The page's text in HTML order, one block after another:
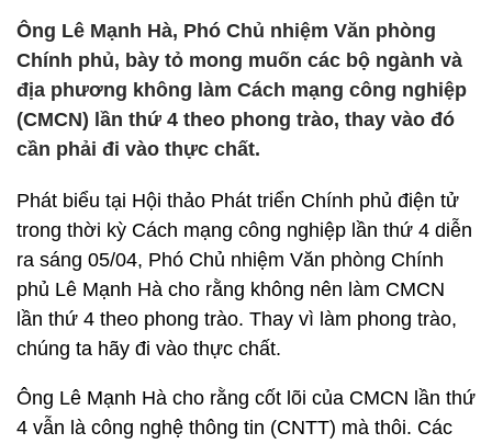
Ông Lê Mạnh Hà, Phó Chủ nhiệm Văn phòng
Chính phủ, bày tỏ mong muốn các bộ ngành và
địa phương không làm Cách mạng công nghiệp
(CMCN) lần thứ 4 theo phong trào, thay vào đó
cần phải đi vào thực chất.
Phát biểu tại Hội thảo Phát triển Chính phủ điện tử
trong thời kỳ Cách mạng công nghiệp lần thứ 4 diễn
ra sáng 05/04, Phó Chủ nhiệm Văn phòng Chính
phủ Lê Mạnh Hà cho rằng không nên làm CMCN
lần thứ 4 theo phong trào. Thay vì làm phong trào,
chúng ta hãy đi vào thực chất.
Ông Lê Mạnh Hà cho rằng cốt lõi của CMCN lần thứ
4 vẫn là công nghệ thông tin (CNTT) mà thôi. Các